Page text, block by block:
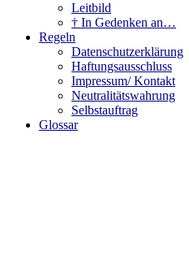
Leitbild
† In Gedenken an…
Regeln
Datenschutzerklärung
Haftungsausschluss
Impressum/ Kontakt
Neutralitätswahrung
Selbstauftrag
Glossar